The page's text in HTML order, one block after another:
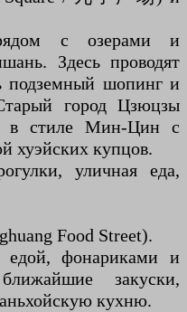
с озерами и
Здесь проводят
подземный шопинг и
город Цзюцзы
в стиле Мин-Цин с
хуэйских купцов.
уличная еда,
Food Street).
едой, фонариками и
закуски,
кухню.